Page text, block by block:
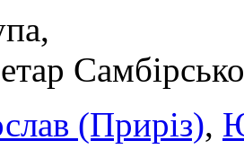
(Приріз),